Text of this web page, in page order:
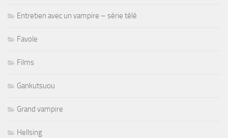
Entretien avec un vampire – série télé
Favole
Films
Gankutsuou
Grand vampire
Hellsing